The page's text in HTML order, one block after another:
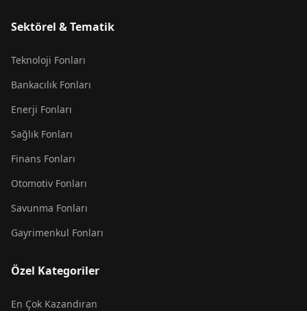
Sektörel & Tematik
Teknoloji Fonları
Bankacılık Fonları
Enerji Fonları
Sağlık Fonları
Finans Fonları
Otomotiv Fonları
Savunma Fonları
Gayrimenkul Fonları
Özel Kategoriler
En Çok Kazandıran